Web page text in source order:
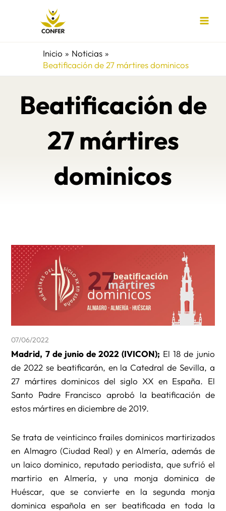
Inicio
Noticias
Beatificación de 27 mártires dominicos
Beatificación de
27 mártires
dominicos
07/06/2022
Madrid, 7 de junio de 2022 (IVICON); El 18 de junio
de 2022 se beatificarán, en la Catedral de Sevilla, a
27 mártires dominicos del siglo XX en España. El
Santo Padre Francisco aprobó la beatificación de
estos mártires en diciembre de 2019.
Se trata de veinticinco frailes dominicos martirizados
en Almagro (Ciudad Real) y en Almería, además de
un laico dominico, reputado periodista, que sufrió el
martirio en Almería, y una monja dominica de
Huéscar, que se convierte en la segunda monja
dominica española en ser beatificada en toda la